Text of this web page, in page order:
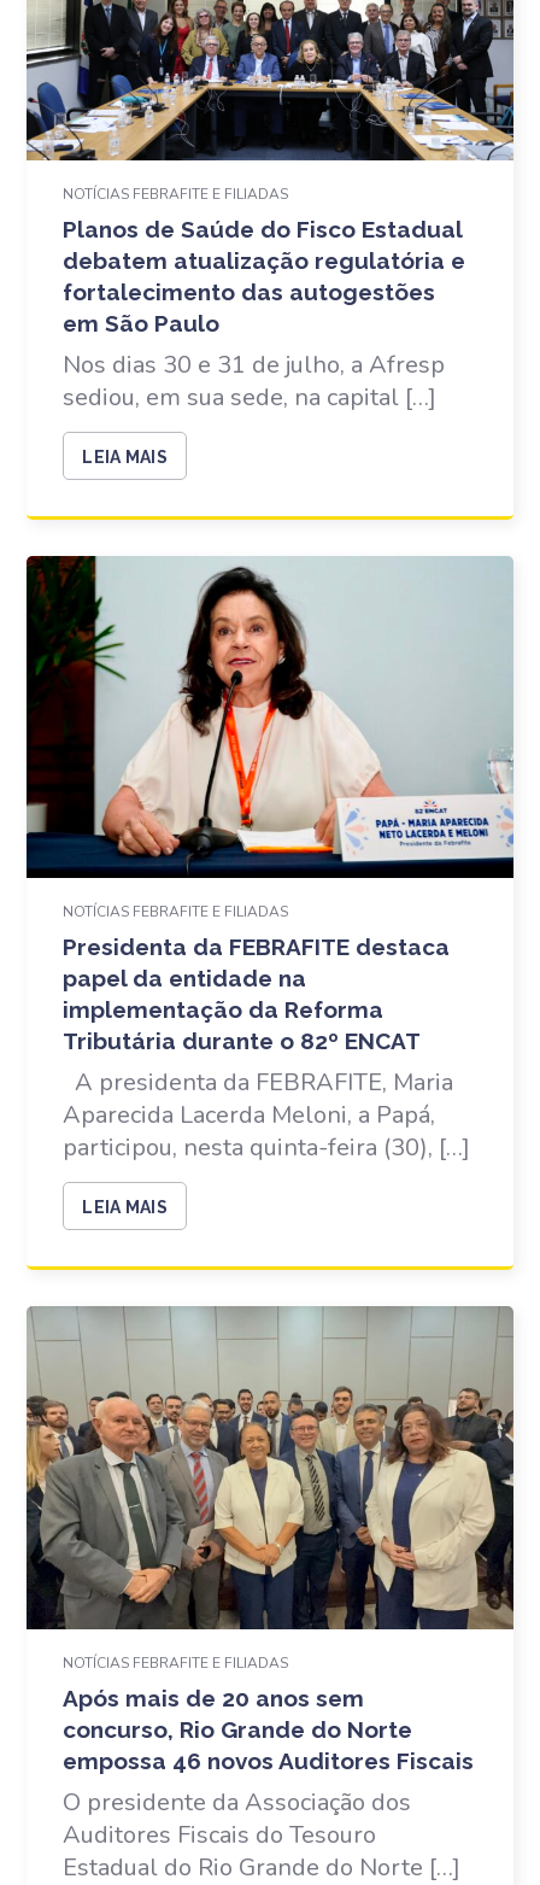
NOTÍCIAS FEBRAFITE E FILIADAS
Planos de Saúde do Fisco Estadual
debatem atualização regulatória e
fortalecimento das autogestões
em São Paulo
Nos dias 30 e 31 de julho, a Afresp
sediou, em sua sede, na capital […]
LEIA MAIS
NOTÍCIAS FEBRAFITE E FILIADAS
Presidenta da FEBRAFITE destaca
papel da entidade na
implementação da Reforma
Tributária durante o 82º ENCAT
A presidenta da FEBRAFITE, Maria
Aparecida Lacerda Meloni, a Papá,
participou, nesta quinta-feira (30), […]
LEIA MAIS
NOTÍCIAS FEBRAFITE E FILIADAS
Após mais de 20 anos sem
concurso, Rio Grande do Norte
empossa 46 novos Auditores Fiscais
O presidente da Associação dos
Auditores Fiscais do Tesouro
Estadual do Rio Grande do Norte […]